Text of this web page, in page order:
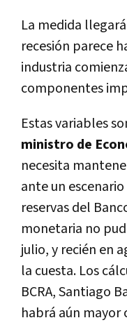
La medida
recesión parece
industria
componentes
Estas variables
ministro de
necesita
ante un
reservas del
monetaria no
julio, y recién en
la cuesta. Los
BCRA, Santiago
habrá aún mayor